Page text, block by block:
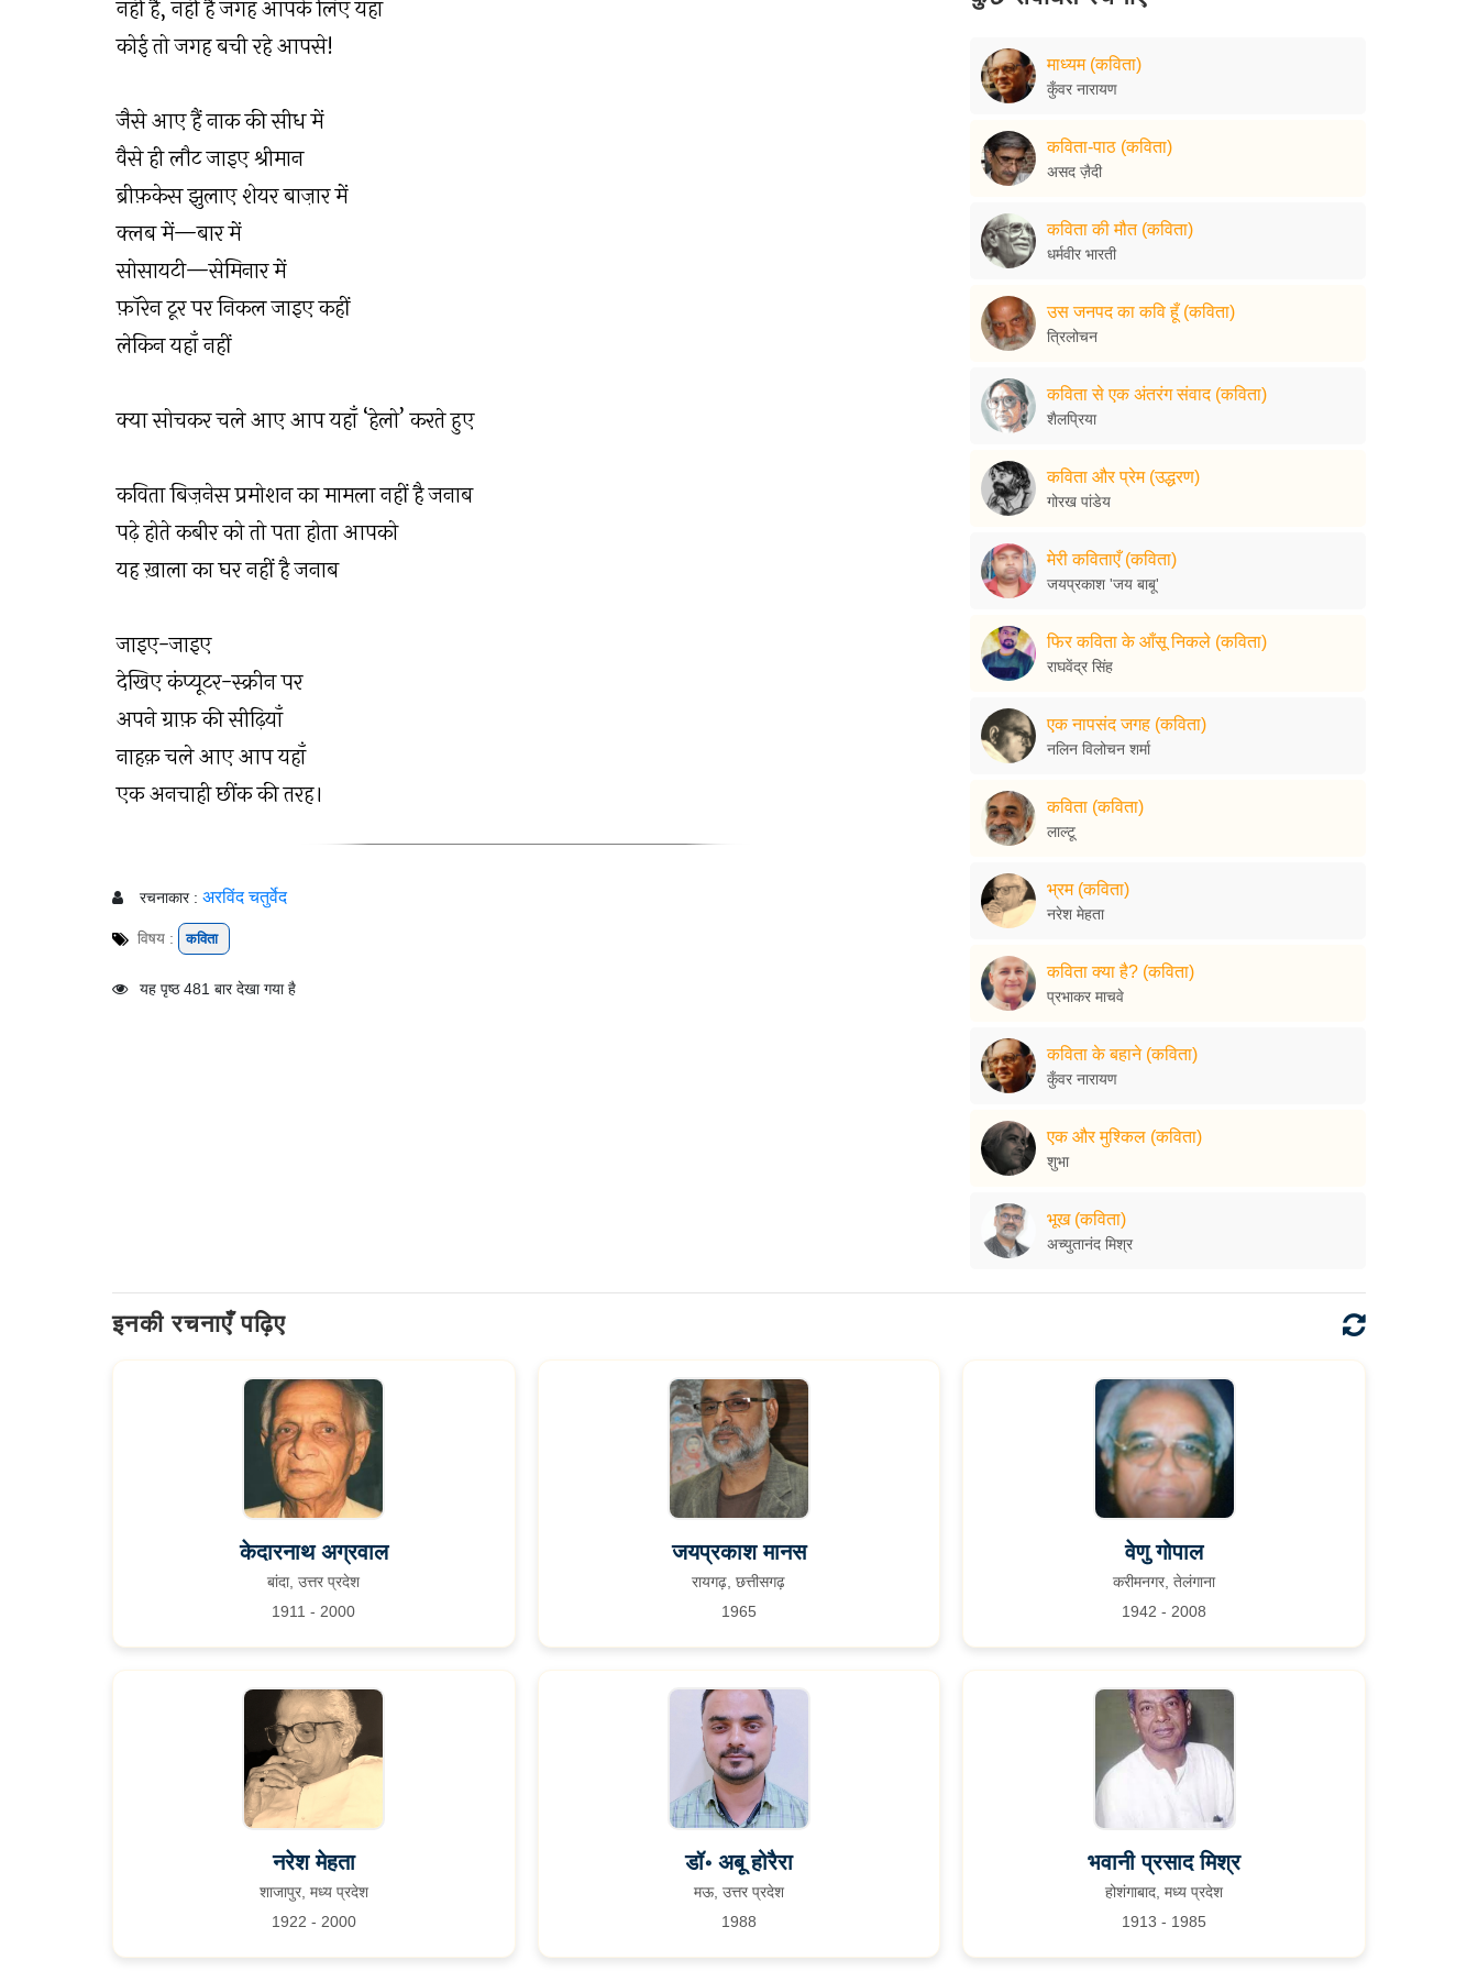
नहीं है, नहीं है जगह आपके लिए यहाँ
कोई तो जगह बची रहे आपसे!
जैसे आए हैं नाक की सीध में
वैसे ही लौट जाइए श्रीमान
ब्रीफ़केस झुलाए शेयर बाज़ार में
क्लब में—बार में
सोसायटी—सेमिनार में
फ़ॉरेन टूर पर निकल जाइए कहीं
लेकिन यहाँ नहीं
क्या सोचकर चले आए आप यहाँ ‘हेलो’ करते हुए
कविता बिज़नेस प्रमोशन का मामला नहीं है जनाब
पढ़े होते कबीर को तो पता होता आपको
यह ख़ाला का घर नहीं है जनाब
जाइए-जाइए
देखिए कंप्यूटर-स्क्रीन पर
अपने ग्राफ़ की सीढ़ियाँ
नाहक़ चले आए आप यहाँ
एक अनचाही छींक की तरह।
रचनाकार : अरविंद चतुर्वेद
विषय : कविता
यह पृष्ठ 481 बार देखा गया है
माध्यम (कविता)
कुँवर नारायण
कविता-पाठ (कविता)
असद ज़ैदी
कविता की मौत (कविता)
धर्मवीर भारती
उस जनपद का कवि हूँ (कविता)
त्रिलोचन
कविता से एक अंतरंग संवाद (कविता)
शैलप्रिया
कविता और प्रेम (उद्धरण)
गोरख पांडेय
मेरी कविताएँ (कविता)
जयप्रकाश 'जय बाबू'
फिर कविता के आँसू निकले (कविता)
राघवेंद्र सिंह
एक नापसंद जगह (कविता)
नलिन विलोचन शर्मा
कविता (कविता)
लाल्टू
भ्रम (कविता)
नरेश मेहता
कविता क्या है? (कविता)
प्रभाकर माचवे
कविता के बहाने (कविता)
कुँवर नारायण
एक और मुश्किल (कविता)
शुभा
भूख (कविता)
अच्युतानंद मिश्र
इनकी रचनाएँ पढ़िए
केदारनाथ अग्रवाल
बांदा, उत्तर प्रदेश
1911 - 2000
जयप्रकाश मानस
रायगढ़, छत्तीसगढ़
1965
वेणु गोपाल
करीमनगर, तेलंगाना
1942 - 2008
नरेश मेहता
शाजापुर, मध्य प्रदेश
1922 - 2000
डॉ॰ अबू होरैरा
मऊ, उत्तर प्रदेश
1988
भवानी प्रसाद मिश्र
होशंगाबाद, मध्य प्रदेश
1913 - 1985